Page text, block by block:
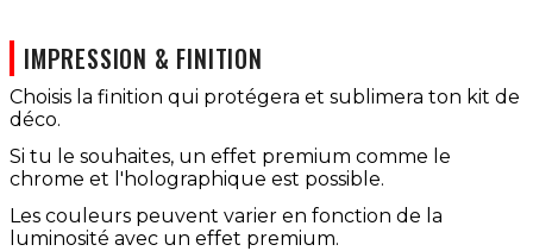
IMPRESSION & FINITION
Choisis la finition qui protégera et sublimera ton kit de
déco.
Si tu le souhaites, un effet premium comme le
chrome et l'holographique est possible.
Les couleurs peuvent varier en fonction de la
luminosité avec un effet premium.